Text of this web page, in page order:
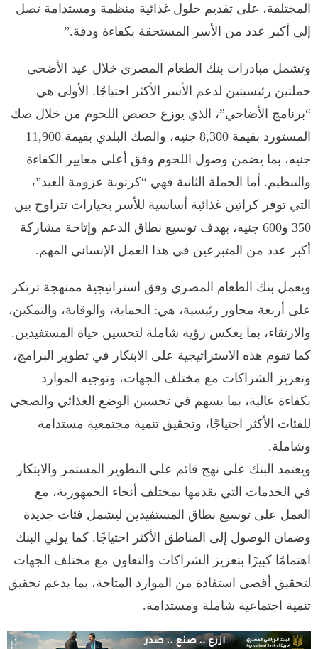
المختلفة، على تقديم حلول غذائية منظمة ومستدامة تصل
إلى أكبر عدد من الأسر المستحقة بكفاءة ودقة.”
وتشمل مبادرات بنك الطعام المصري خلال عيد الأضحى
حملتين رئيسيتين لدعم الأسر الأكثر احتياجًا. الأولى هي
“برنامج الأضاحي”، الذي يوزع حصص اللحوم من خلال صك
المستورد بقيمة 8,300 جنيه، والصك البلدي بقيمة 11,900
جنيه، بما يضمن وصول اللحوم وفق أعلى معايير الكفاءة
والتنظيم. أما الحملة الثانية فهي “كرتونة عزومة العيد”،
التي توفر كراتين غذائية أساسية للأسر بخيارات تتراوح بين
350 و600 جنيه، بهدف توسيع نطاق الدعم وإتاحة مشاركة
أكبر عدد من المتبرعين في هذا العمل الإنساني المهم.
ويعمل بنك الطعام المصري وفق استراتيجية ممنهجة ترتكز
على أربعة محاور رئيسية، هي: الحماية، والوقاية، والتمكين،
والارتقاء، بما يعكس رؤية شاملة لتحسين حياة المستفيدين.
كما تقوم هذه الاستراتيجية على الابتكار في تطوير البرامج،
وتعزيز الشراكات مع مختلف الجهات، وتوجيه الموارد
بكفاءة عالية، بما يسهم في تحسين الوضع الغذائي والصحي
للفئات الأكثر احتياجًا، وتحقيق تنمية مجتمعية مستدامة
وشاملة.
ويعتمد البنك على نهج قائم على التطوير المستمر والابتكار
في الخدمات التي يقدمها بمختلف أنحاء الجمهورية، مع
العمل على توسيع نطاق المستفيدين ليشمل فئات جديدة
وضمان الوصول إلى المناطق الأكثر احتياجًا. كما يولي البنك
اهتمامًا كبيرًا بتعزيز الشراكات والتعاون مع مختلف الجهات
لتحقيق أقصى استفادة من الموارد المتاحة، بما يدعم تحقيق
تنمية اجتماعية شاملة ومستدامة.